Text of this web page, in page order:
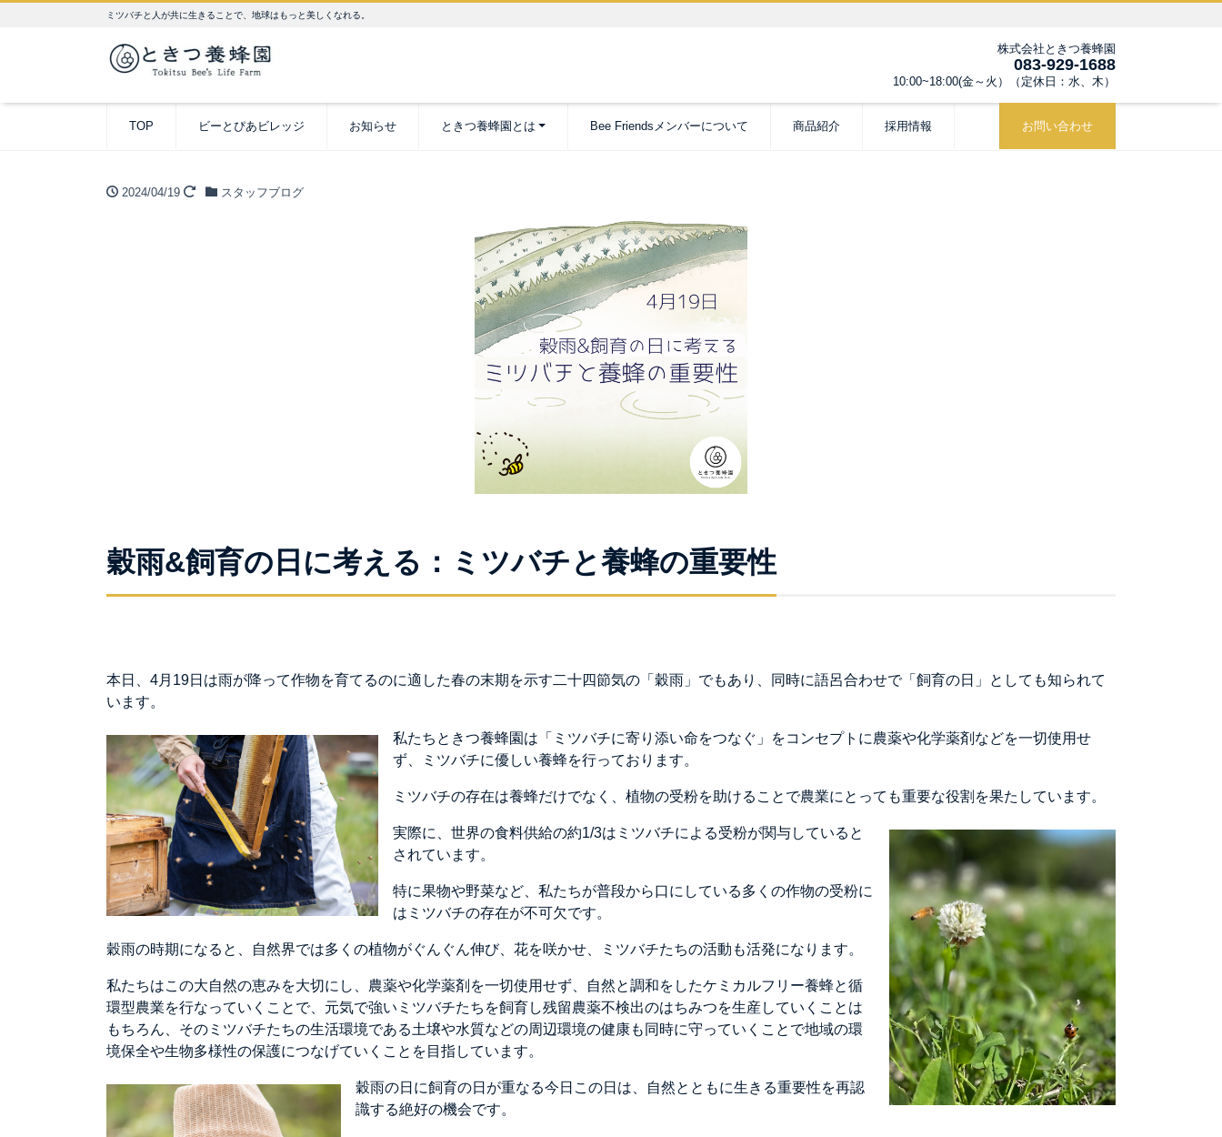
ミツバチと人が共に生きることで、地球はもっと美しくなれる。
株式会社ときつ養蜂園
083-929-1688
10:00~18:00(金～火）（定休日：水、木）
TOP ビーとぴあビレッジ お知らせ ときつ養蜂園とは Bee Friendsメンバーについて 商品紹介 採用情報 お問い合わせ
2024/04/19 スタッフブログ
穀雨&飼育の日に考える：ミツバチと養蜂の重要性
本日、4月19日は雨が降って作物を育てるのに適した春の末期を示す二十四節気の「穀雨」でもあり、同時に語呂合わせで「飼育の日」としても知られて
います。
私たちときつ養蜂園は「ミツバチに寄り添い命をつなぐ」をコンセプトに農薬や化学薬剤などを一切使用せ
ず、ミツバチに優しい養蜂を行っております。
ミツバチの存在は養蜂だけでなく、植物の受粉を助けることで農業にとっても重要な役割を果たしています。
実際に、世界の食料供給の約1/3はミツバチによる受粉が関与していると
されています。
特に果物や野菜など、私たちが普段から口にしている多くの作物の受粉に
はミツバチの存在が不可欠です。
穀雨の時期になると、自然界では多くの植物がぐんぐん伸び、花を咲かせ、ミツバチたちの活動も活発になります。
私たちはこの大自然の恵みを大切にし、農薬や化学薬剤を一切使用せず、自然と調和をしたケミカルフリー養蜂と循
環型農業を行なっていくことで、元気で強いミツバチたちを飼育し残留農薬不検出のはちみつを生産していくことは
もちろん、そのミツバチたちの生活環境である土壌や水質などの周辺環境の健康も同時に守っていくことで地域の環
境保全や生物多様性の保護につなげていくことを目指しています。
穀雨の日に飼育の日が重なる今日この日は、自然とともに生きる重要性を再認
識する絶好の機会です。